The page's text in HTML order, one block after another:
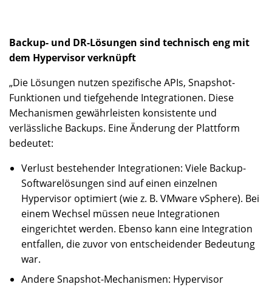
Backup- und DR-Lösungen sind technisch eng mit
dem Hypervisor verknüpft
„Die Lösungen nutzen spezifische APIs, Snapshot-
Funktionen und tiefgehende Integrationen. Diese
Mechanismen gewährleisten konsistente und
verlässliche Backups. Eine Änderung der Plattform
bedeutet:
Verlust bestehender Integrationen: Viele Backup-
Softwarelösungen sind auf einen einzelnen
Hypervisor optimiert (wie z. B. VMware vSphere). Bei
einem Wechsel müssen neue Integrationen
eingerichtet werden. Ebenso kann eine Integration
entfallen, die zuvor von entscheidender Bedeutung
war.
Andere Snapshot-Mechanismen: Hypervisor